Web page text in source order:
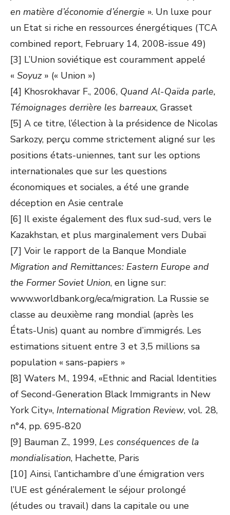
en matière d’économie d’énergie ». Un luxe pour
un Etat si riche en ressources énergétiques (TCA
combined report, February 14, 2008-issue 49)
[3] L’Union soviétique est couramment appelé
« Soyuz » (« Union »)
[4] Khosrokhavar F., 2006, Quand Al-Qaïda parle,
Témoignages derrière les barreaux, Grasset
[5] A ce titre, l’élection à la présidence de Nicolas
Sarkozy, perçu comme strictement aligné sur les
positions états-uniennes, tant sur les options
internationales que sur les questions
économiques et sociales, a été une grande
déception en Asie centrale
[6] Il existe également des flux sud-sud, vers le
Kazakhstan, et plus marginalement vers Dubaï
[7] Voir le rapport de la Banque Mondiale
Migration and Remittances: Eastern Europe and
the Former Soviet Union, en ligne sur:
www.worldbank.org/eca/migration. La Russie se
classe au deuxième rang mondial (après les
États-Unis) quant au nombre d’immigrés. Les
estimations situent entre 3 et 3,5 millions sa
population « sans-papiers »
[8] Waters M., 1994, «Ethnic and Racial Identities
of Second-Generation Black Immigrants in New
York City», International Migration Review, vol. 28,
n°4, pp. 695-820
[9] Bauman Z., 1999, Les conséquences de la
mondialisation, Hachette, Paris
[10] Ainsi, l’antichambre d’une émigration vers
l’UE est généralement le séjour prolongé
(études ou travail) dans la capitale ou une